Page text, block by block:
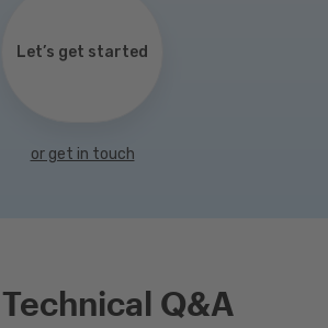
Let’s get started
or get in touch
Q&A